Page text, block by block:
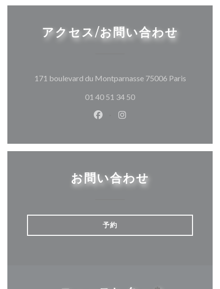
アクセス/お問い合わせ
171 boulevard du Montparnasse 75006 Paris((新しい
01 40 51 34 50
Facebook ((新しいウィンドウ
Instagram ((新しいウィ
お問い合わせ
予約